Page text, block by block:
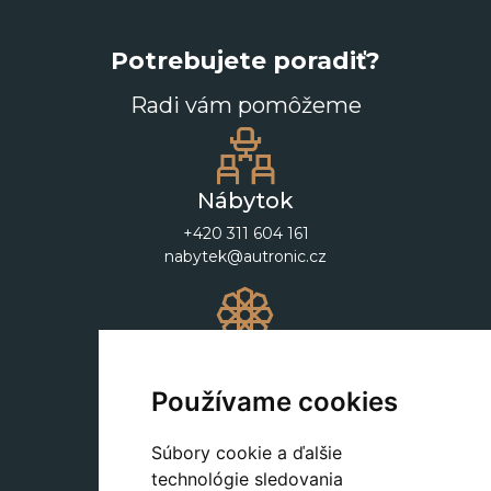
Používame cookies
Súbory cookie a ďalšie
technológie sledovania
Potrebujete poradiť?
Radi vám pomôžeme
Nábytok
+420 311 604 161
nabytek@autronic.cz
+420 311 604 182
dekorace@autronic.cz